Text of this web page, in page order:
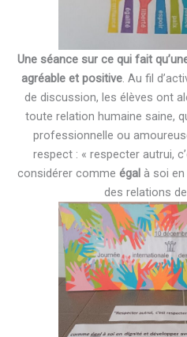
Une séance sur ce qui fait
agréable et positive. Au fil
de discussion, les élèves ont
toute relation humaine saine,
professionnelle ou
respect : « respecter autrui,
considérer comme égalà soi en
des relations de